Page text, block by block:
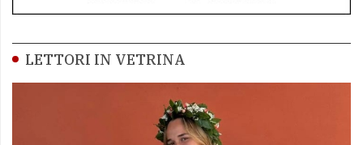
LETTORI IN VETRINA